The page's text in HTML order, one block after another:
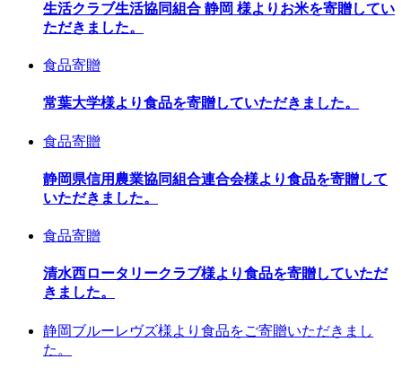
生活クラブ生活協同組合 静岡 様よりお米を寄贈してい
ただきました。
食品寄贈
常葉大学様より食品を寄贈していただきました。
食品寄贈
静岡県信用農業協同組合連合会様より食品を寄贈して
いただきました。
食品寄贈
清水西ロータリークラブ様より食品を寄贈していただ
きました。
静岡ブルーレヴズ様より食品をご寄贈いただきまし
た。